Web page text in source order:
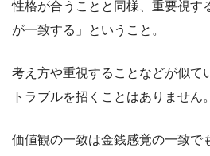
性格が合うことと同様、重要視す
が一致する」ということ。
考え方や重視することなどが似て
トラブルを招くことはありません。
価値観の一致は金銭感覚の一致で